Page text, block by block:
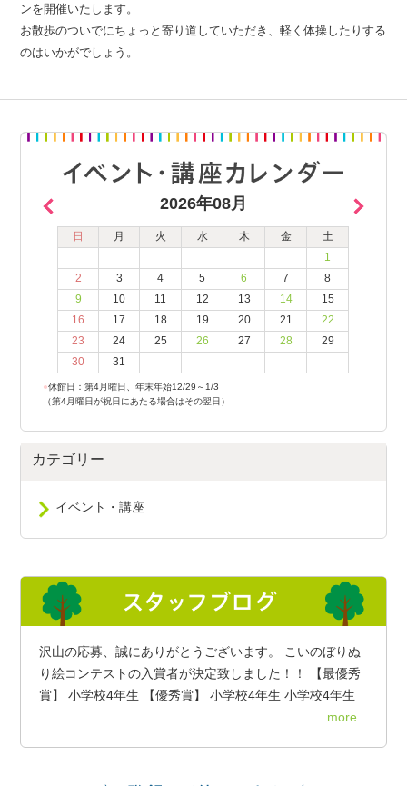
ンを開催いたします。
お散歩のついでにちょっと寄り道していただき、軽く体操したりする
のはいかがでしょう。
2026年08月
日 月 火 水 木 金
土
1
2
3 4 5 6 7
8
9
10 11 12 13 14
15
16
17 18 19 20 21
22
23
24 25 26 27 28
29
30
31
●休館日：第4月曜日、年末年始12/29～1/3
（第4月曜日が祝日にあたる場合はその翌日）
カテゴリー
イベント・講座
沢山の応募、誠にありがとうございます。 こいのぼりぬ
り絵コンテストの入賞者が決定致しました！！ 【最優秀
賞】 小学校4年生 【優秀賞】 小学校4年生 小学校4年生
more...